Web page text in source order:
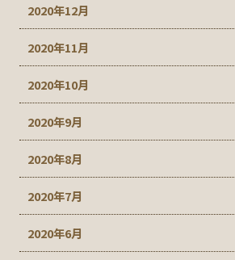
2020年12月
2020年11月
2020年10月
2020年9月
2020年8月
2020年7月
2020年6月